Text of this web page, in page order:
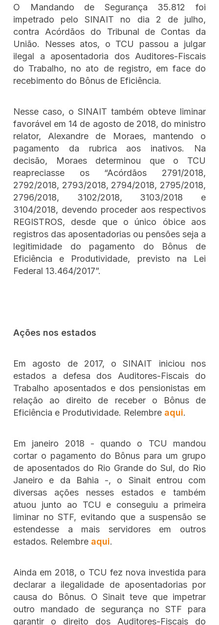
O Mandando de Segurança 35.812 foi
impetrado pelo SINAIT no dia 2 de julho,
contra Acórdãos do Tribunal de Contas da
União. Nesses atos, o TCU passou a julgar
ilegal a aposentadoria dos Auditores-Fiscais
do Trabalho, no ato de registro, em face do
recebimento do Bônus de Eficiência.
Nesse caso, o SINAIT também obteve liminar
favorável em 14 de agosto de 2018, do ministro
relator, Alexandre de Moraes, mantendo o
pagamento da rubrica aos inativos. Na
decisão, Moraes determinou que o TCU
reapreciasse os “Acórdãos 2791/2018,
2792/2018, 2793/2018, 2794/2018, 2795/2018,
2796/2018, 3102/2018, 3103/2018 e
3104/2018, devendo proceder aos respectivos
REGISTROS, desde que o único óbice aos
registros das aposentadorias ou pensões seja a
legitimidade do pagamento do Bônus de
Eficiência e Produtividade, previsto na Lei
Federal 13.464/2017”.
Ações nos estados
Em agosto de 2017, o SINAIT iniciou nos
estados a defesa dos Auditores-Fiscais do
Trabalho aposentados e dos pensionistas em
relação ao direito de receber o Bônus de
Eficiência e Produtividade. Relembre aqui.
Em janeiro 2018 - quando o TCU mandou
cortar o pagamento do Bônus para um grupo
de aposentados do Rio Grande do Sul, do Rio
Janeiro e da Bahia -, o Sinait entrou com
diversas ações nesses estados e também
atuou junto ao TCU e conseguiu a primeira
liminar no STF, evitando que a suspensão se
estendesse a mais servidores em outros
estados. Relembre aqui.
Ainda em 2018, o TCU fez nova investida para
declarar a ilegalidade de aposentadorias por
causa do Bônus. O Sinait teve que impetrar
outro mandado de segurança no STF para
garantir o direito dos Auditores-Fiscais do